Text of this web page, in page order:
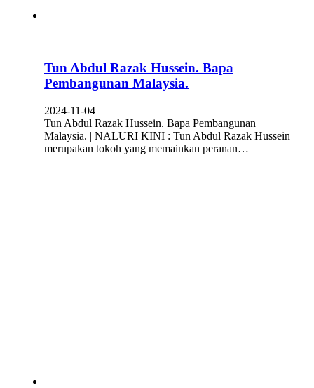
Tun Abdul Razak Hussein. Bapa
Pembangunan Malaysia.
2024-11-04
Tun Abdul Razak Hussein. Bapa Pembangunan
Malaysia. | NALURI KINI : Tun Abdul Razak Hussein
merupakan tokoh yang memainkan peranan…